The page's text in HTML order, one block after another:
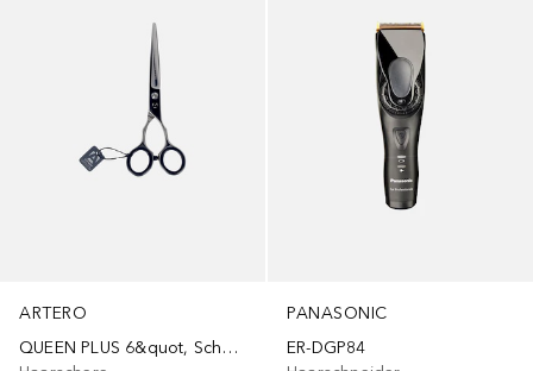
ARTERO
QUEEN PLUS 6&quot, Schere
PANASONIC
ER-DGP84